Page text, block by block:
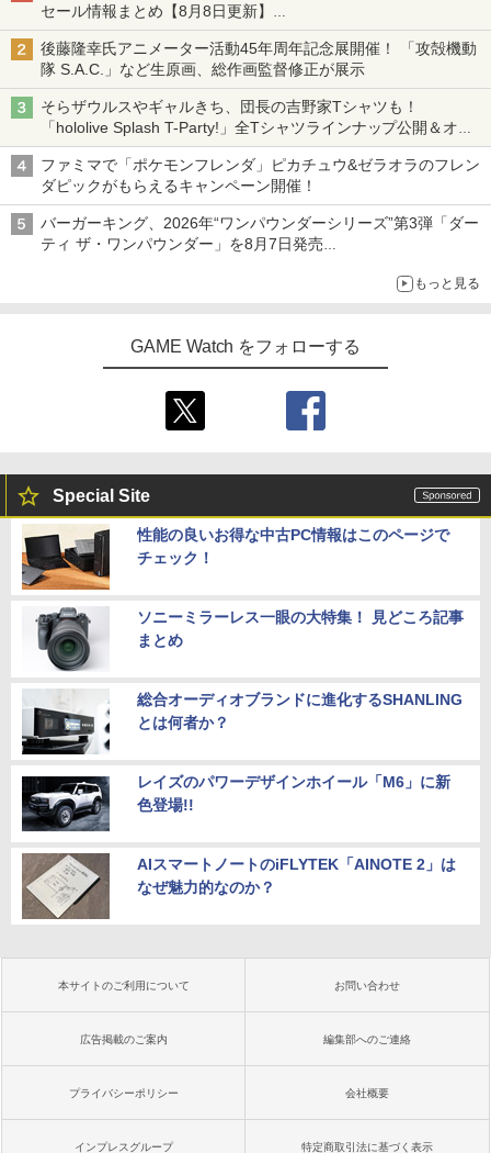
セール情報まとめ【8月8日更新】
ニンテンドーeショップでは「大神 絶景版」が67%オフで990円
後藤隆幸氏アニメーター活動45年周年記念展開催！ 「攻殻機動
隊 S.A.C.」など生原画、総作画監督修正が展示
そらザウルスやギャルきち、団長の吉野家Tシャツも！
「hololive Splash T-Party!」全Tシャツラインナップ公開＆オン
ライン販売開始
ファミマで「ポケモンフレンダ」ピカチュウ&ゼラオラのフレン
ダピックがもらえるキャンペーン開催！
バーガーキング、2026年“ワンパウンダーシリーズ”第3弾「ダー
ティ ザ・ワンパウンダー」を8月7日発売
もっと見る
GAME Watch をフォローする
Special Site
性能の良いお得な中古PC情報はこのページで
チェック！
ソニーミラーレス一眼の大特集！ 見どころ記事
まとめ
総合オーディオブランドに進化するSHANLING
とは何者か？
レイズのパワーデザインホイール「M6」に新
色登場!!
AIスマートノートのiFLYTEK「AINOTE 2」は
なぜ魅力的なのか？
本サイトのご利用について お問い合わせ
広告掲載のご案内 編集部へのご連絡
プライバシーポリシー 会社概要
インプレスグループ 特定商取引法に基づく表示